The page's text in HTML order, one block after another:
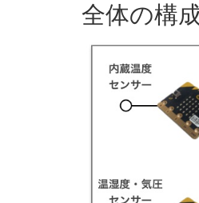
全体の構